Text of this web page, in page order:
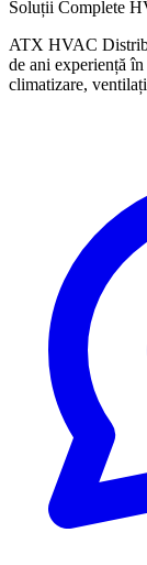
Soluții Complete
ATX HVAC
de ani experiență
climatizare,